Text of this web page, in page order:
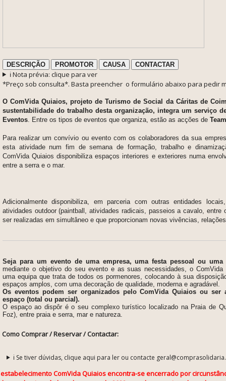
DESCRIÇÃO PROMOTOR CAUSA CONTACTAR
ℹ️ Nota prévia: clique para ver
*Preço sob consulta*. Basta preencher o formulário abaixo para pedir
O ComVida Quiaios, projeto de Turismo de Social da Cáritas de
sustentabilidade do trabalho desta organização, integra um serviço
Eventos . Entre os tipos de eventos que organiza, estão as acções de
Para realizar um convívio ou evento com os colaboradores da sua
esta atividade num fim de semana de formação, trabalho e
ComVida Quiaios disponibiliza espaços interiores e exteriores numa
entre a serra e o mar.
Adicionalmente disponibiliza, em parceria com outras entidades
atividades outdoor (paintball, atividades radicais, passeios a cavalo, entre
ser realizadas em simultâneo e que proporcionam novas vivências,
Seja para um evento de uma empresa, uma festa pessoal ou uma
mediante o objetivo do seu evento e as suas necessidades, oComVida
uma equipa que trata de todos os pormenores, colocando à sua
espaços amplos, com uma decoração de qualidade, moderna e agradável.
Os eventos podem ser organizados pelo ComVida Quiaios ou ser
espaço (total ou parcial).
O espaço ao dispôr é o seu complexo turístico localizado na Praia de
Foz), entre praia e serra, mar e natureza.
Como Comprar / Reservar / Contactar:
ℹ️ Se tiver dúvidas, clique aqui para ler ou contacte
ComVida Quiaios encontra-se encerrado por